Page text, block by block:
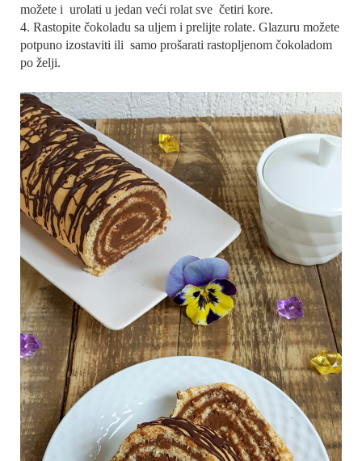
možete i urolati u jedan veći rolat sve četiri kore.
4. Rastopite čokoladu sa uljem i prelijte rolate. Glazuru možete
potpuno izostaviti ili samo prošarati rastopljenom čokoladom
po želji.